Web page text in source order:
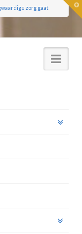
zorg gaat